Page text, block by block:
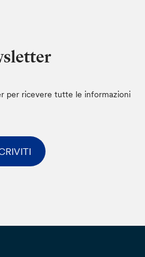
679, avverrà in modo
e la riservatezza e
saranno
tempo strettamente
alla tua istanza.
essere trasferiti anche
intendendo paesi non
Europea o allo Spazio
per ricevere tutte le informazioni